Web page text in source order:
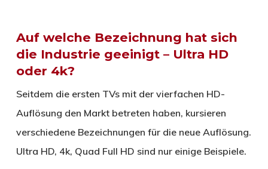
Auf welche Bezeichnung hat sich
die Industrie geeinigt – Ultra HD
oder 4k?
Seitdem die ersten TVs mit der vierfachen HD-
Auflösung den Markt betreten haben, kursieren
verschiedene Bezeichnungen für die neue Auflösung.
Ultra HD, 4k, Quad Full HD sind nur einige Beispiele.